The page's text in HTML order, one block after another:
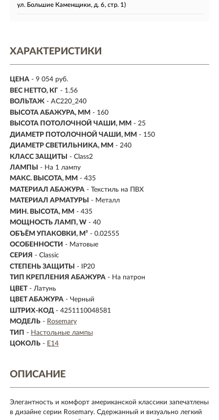
ул. Большие Каменщики, д. 6, стр. 1)
ХАРАКТЕРИСТИКИ
ЦЕНА - 9 054 руб.
ВЕС НЕТТО, КГ - 1.56
ВОЛЬТАЖ - AC220_240
ВЫСОТА АБАЖУРА, ММ - 160
ВЫСОТА ПОТОЛОЧНОЙ ЧАШИ, ММ - 25
ДИАМЕТР ПОТОЛОЧНОЙ ЧАШИ, ММ - 150
ДИАМЕТР СВЕТИЛЬНИКА, ММ - 240
КЛАСС ЗАЩИТЫ
- Class2
ЛАМПЫ
- На 1 лампу
МАКС. ВЫСОТА, ММ - 435
МАТЕРИАЛ АБАЖУРА - Текстиль на ПВХ
МАТЕРИАЛ АРМАТУРЫ
- Металл
МИН. ВЫСОТА, ММ - 435
МОЩНОСТЬ ЛАМП, W - 40
ОБЪЁМ УПАКОВКИ, М³ - 0.02555
ОСОБЕННОСТИ - Матовые
СЕРИЯ - Classic
СТЕПЕНЬ ЗАЩИТЫ
- IP20
ТИП КРЕПЛЕНИЯ АБАЖУРА - На патрон
ЦВЕТ - Латунь
ЦВЕТ АБАЖУРА - Черный
ШТРИХ-КОД - 4251110048581
МОДЕЛЬ - Rosemary
ТИП - Настольные лампы
ЦОКОЛЬ - E14
ОПИСАНИЕ
Элегантность и комфорт американской классики запечатлены
в дизайне серии Rosemary. Сдержанный и визуально легкий